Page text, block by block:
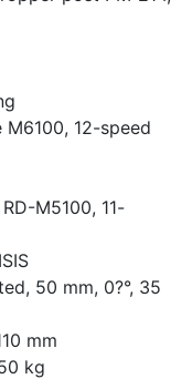
M6100, 12-speed
M5100, 11-
50 mm, 0?°, 35
mm
kg